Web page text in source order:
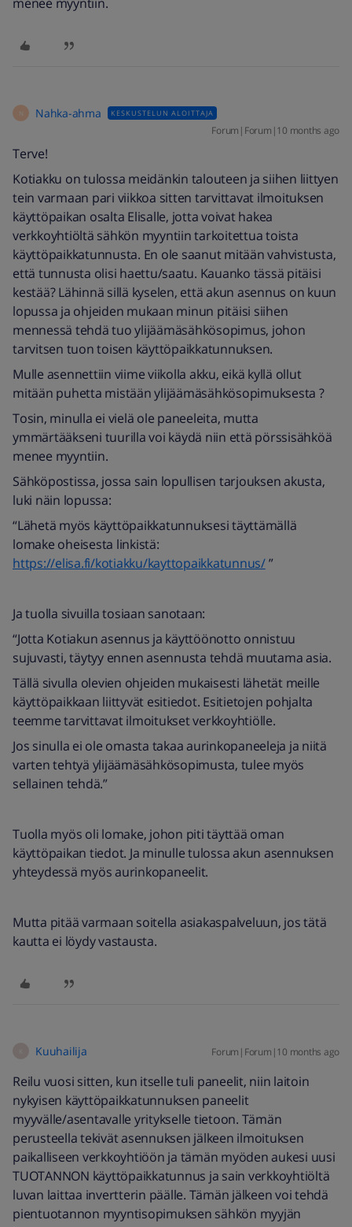
N Nahka-ahma KESKUSTELUN ALOITTAJA
Forum|Forum|10 months ago
Terve!
Kotiakku on tulossa meidänkin talouteen ja siihen liittyen
tein varmaan pari viikkoa sitten tarvittavat ilmoituksen
käyttöpaikan osalta Elisalle, jotta voivat hakea
verkkoyhtiöltä sähkön myyntiin tarkoitettua toista
käyttöpaikkatunnusta. En ole saanut mitään vahvistusta,
että tunnusta olisi haettu/saatu. Kauanko tässä pitäisi
kestää? Lähinnä sillä kyselen, että akun asennus on kuun
lopussa ja ohjeiden mukaan minun pitäisi siihen
mennessä tehdä tuo ylijäämäsähkösopimus, johon
tarvitsen tuon toisen käyttöpaikkatunnuksen.
Mulle asennettiin viime viikolla akku, eikä kyllä ollut
mitään puhetta mistään ylijäämäsähkösopimuksesta ?
Tosin, minulla ei vielä ole paneeleita, mutta
ymmärtääkseni tuurilla voi käydä niin että pörssisähköä
menee myyntiin.
Sähköpostissa, jossa sain lopullisen tarjouksen akusta,
luki näin lopussa:
“Lähetä myös käyttöpaikkatunnuksesi täyttämällä
lomake oheisesta linkistä:
https://elisa.fi/kotiakku/kayttopaikkatunnus/”
Ja tuolla sivuilla tosiaan sanotaan:
“Jotta Kotiakun asennus ja käyttöönotto onnistuu
sujuvasti, täytyy ennen asennusta tehdä muutama asia.
Tällä sivulla olevien ohjeiden mukaisesti lähetät meille
käyttöpaikkaan liittyvät esitiedot. Esitietojen pohjalta
teemme tarvittavat ilmoitukset verkkoyhtiölle.
Jos sinulla ei ole omasta takaa aurinkopaneeleja ja niitä
varten tehtyä ylijäämäsähkösopimusta, tulee myös
sellainen tehdä.”
Tuolla myös oli lomake, johon piti täyttää oman
käyttöpaikan tiedot. Ja minulle tulossa akun asennuksen
yhteydessä myös aurinkopaneelit.
Mutta pitää varmaan soitella asiakaspalveluun, jos tätä
kautta ei löydy vastausta.
Kuuhailija Forum|Forum|10 months ago
Reilu vuosi sitten, kun itselle tuli paneelit, niin laitoin
nykyisen käyttöpaikkatunnuksen paneelit
myyvälle/asentavalle yritykselle tietoon. Tämän
perusteella tekivät asennuksen jälkeen ilmoituksen
paikalliseen verkkoyhtiöön ja tämän myöden aukesi uusi
TUOTANNON käyttöpaikkatunnus ja sain verkkoyhtiöltä
luvan laittaa invertterin päälle. Tämän jälkeen voi tehdä
pientuotannon myyntisopimuksen sähkön myyjän